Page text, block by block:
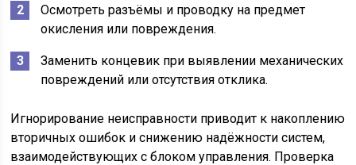
Осмотреть разъёмы и проводку на предмет
окисления или повреждения.
Заменить концевик при выявлении механических
повреждений или отсутствия отклика.
Игнорирование неисправности приводит к накоплению
вторичных ошибок и снижению надёжности систем,
взаимодействующих с блоком управления. Проверка